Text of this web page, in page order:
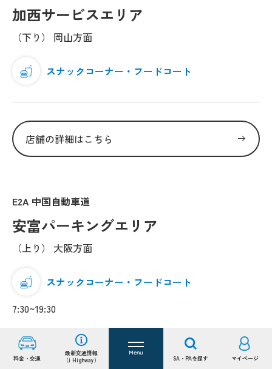
料金・交通
最新交通情報
（i Highway）
Menu
SA・PAを探す マイページ
加西サービスエリア
（下り） 岡山方面
スナックコーナー・フードコート
店舗の詳細はこちら
E2A 中国自動車道
安富パーキングエリア
（上り） 大阪方面
スナックコーナー・フードコート
7:30~19:30
店舗の詳細はこちら